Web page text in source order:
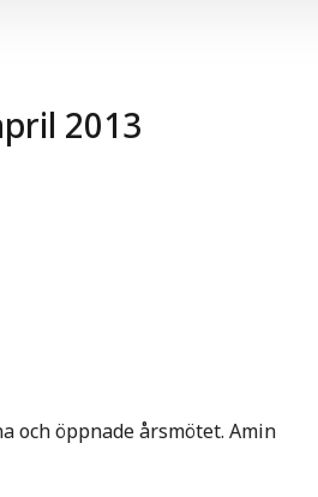
2013
och öppnade årsmötet. Amin